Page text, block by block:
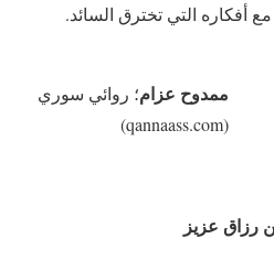
أفكاره التي تخترق السائد.
ممدوح عزام؛ روائي سوري
(qannaass.com)
رزاق عزيز